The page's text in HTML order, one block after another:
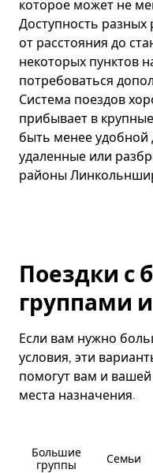
которое может не
Доступность разных
от расстояния до
некоторых пунктов
потребоваться
Система поездов
прибывает в
быть менее удобной
удаленные или
районы
Поездки с
группами
Если вам нужно
условия, эти
помогут вам и
места назначения.
Большие
группы
Семьи